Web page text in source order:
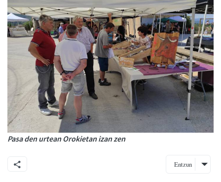
Pasa den urtean Orokietan izan zen
Entzun